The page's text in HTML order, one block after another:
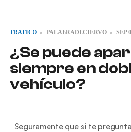
TRÁFICO PALABRADECIERVO SEP
¿Se puede
siempre en
vehículo?
Seguramente que si te